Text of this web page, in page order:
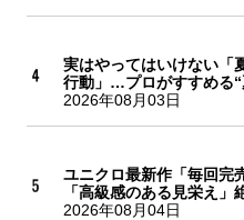
実はやってはいけない「
行動」…プロがすすめる“
2026年08月03日
ユニクロ最新作「毎回完
「高級感のある見栄え」
2026年08月04日